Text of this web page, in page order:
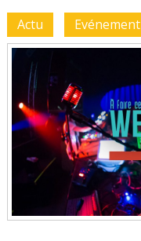
Actu Evénement